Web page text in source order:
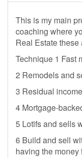
This is my main
coaching where
Real Estate these
Technique 1 Fast
2 Remodels and
3 Residual
4 Mortgage-
5 Lotifs and sells
6 Build and sell
having the money